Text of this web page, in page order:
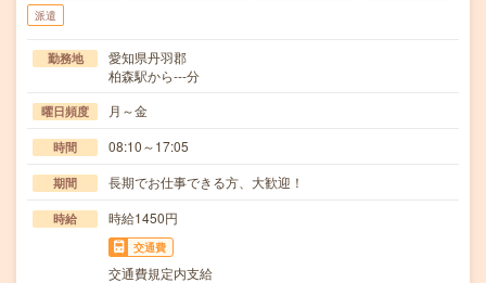
派遣
勤務地
愛知県丹羽郡
柏森駅から---分
曜日頻度 月～金
時間 08:10～17:05
期間 長期でお仕事できる方、大歓迎！
時給 時給1450円
交通費
交通費規定内支給